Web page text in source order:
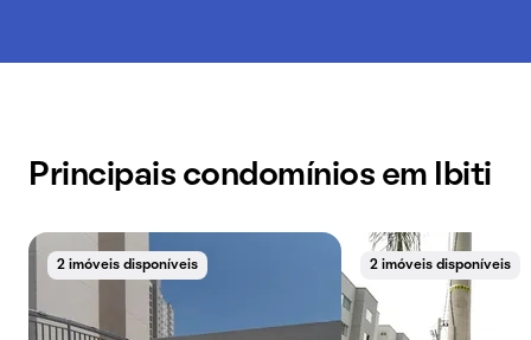
Principais condomínios em Ibiti
2 imóveis disponíveis 2 imóveis disponíveis